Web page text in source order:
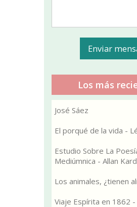
Los más
José Sáez
El porqué de la vida -
Estudio Sobre La
Mediúmnica - Allan
Los animales, ¿tienen
Viaje Espírita en 1862 -